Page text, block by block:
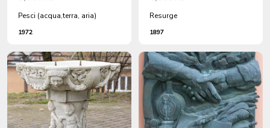
Pesci (acqua,terra, aria)
1972
Resurge
1897